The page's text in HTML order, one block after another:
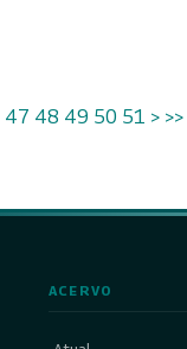
47 48 49 50 51 > >>
ACERVO